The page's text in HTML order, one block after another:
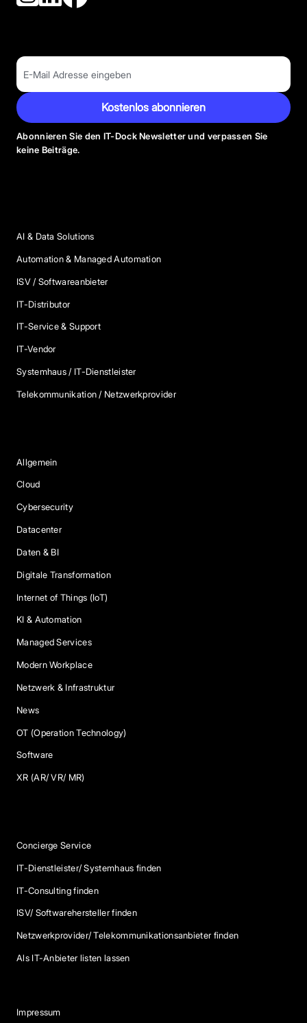
Kostenlos abonnieren
Abonnieren Sie den IT-Dock Newsletter und verpassen Sie
keine Beiträge.
AI & Data Solutions
Automation & Managed Automation
ISV / Softwareanbieter
IT-Distributor
IT-Service & Support
IT-Vendor
Systemhaus / IT-Dienstleister
Telekommunikation / Netzwerkprovider
Allgemein
Cloud
Cybersecurity
Datacenter
Daten & BI
Digitale Transformation
Internet of Things (IoT)
KI & Automation
Managed Services
Modern Workplace
Netzwerk & Infrastruktur
News
OT (Operation Technology)
Software
XR (AR/ VR/ MR)
Concierge Service
IT-Dienstleister/ Systemhaus finden
IT-Consulting finden
ISV/ Softwarehersteller finden
Netzwerkprovider/ Telekommunikationsanbieter finden
Als IT-Anbieter listen lassen
Impressum